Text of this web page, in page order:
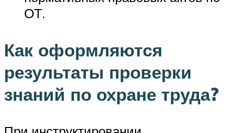
ОТ.
Как оформляются
результаты проверки
знаний по охране труда?